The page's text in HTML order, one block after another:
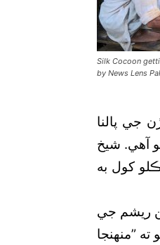
Silk Cocoon
by News Lens
جي پالنا
آهي. شيخ
ڪلو کول به
ريشم جي
”منهنجا